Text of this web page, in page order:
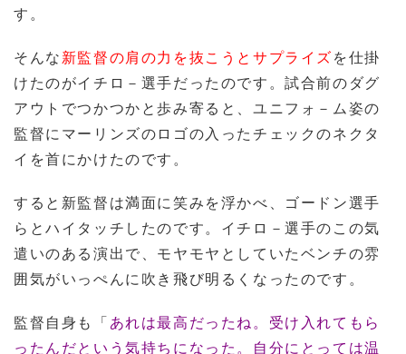
す。
そんな新監督の肩の力を抜こうとサプライズを仕掛
けたのがイチロ－選手だったのです。試合前のダグ
アウトでつかつかと歩み寄ると、ユニフォ－ム姿の
監督にマーリンズのロゴの入ったチェックのネクタ
イを首にかけたのです。
すると新監督は満面に笑みを浮かべ、ゴードン選手
らとハイタッチしたのです。イチロ－選手のこの気
遣いのある演出で、モヤモヤとしていたベンチの雰
囲気がいっぺんに吹き飛び明るくなったのです。
監督自身も「あれは最高だったね。受け入れてもら
ったんだという気持ちになった。自分にとっては温